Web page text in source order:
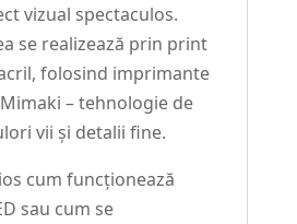
vizual spectaculos.
se realizează prin print
folosind imprimante
– tehnologie de
vii și detalii fine.
cum funcționează
sau cum se